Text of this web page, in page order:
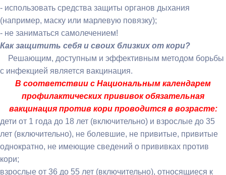
- использовать средства защиты органов дыхания
(например, маску или марлевую повязку);
- не заниматься самолечением!
Как защитить себя и своих близких от кори?
Решающим, доступным и эффективным методом борьбы
с инфекцией является вакцинация.
В соответствии с Национальным календарем
профилактических прививок обязательная
вакцинация против кори проводится в возрасте:
дети от 1 года до 18 лет (включительно) и взрослые до 35
лет (включительно), не болевшие, не привитые, привитые
однократно, не имеющие сведений о прививках против
кори;
взрослые от 36 до 55 лет (включительно), относящиеся к